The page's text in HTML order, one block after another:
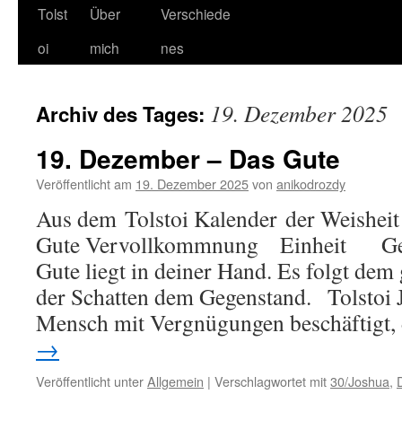
Tolst
oi
Über
mich
Verschiede
nes
Archiv des Tages: 19. Dezember 2025
19. Dezember – Das Gute
Veröffentlicht am 19. Dezember 2025von anikodrozdy
Aus dem Tolstoi Kalender der
Gute Vervollkommnung Einheit
Gute liegt in deiner Hand. Es folgt dem
der Schatten dem Gegenstand. Tolstoi
Mensch mit Vergnügungen
→
Veröffentlicht unterAllgemein | Verschlagwortet mit30/Joshua,